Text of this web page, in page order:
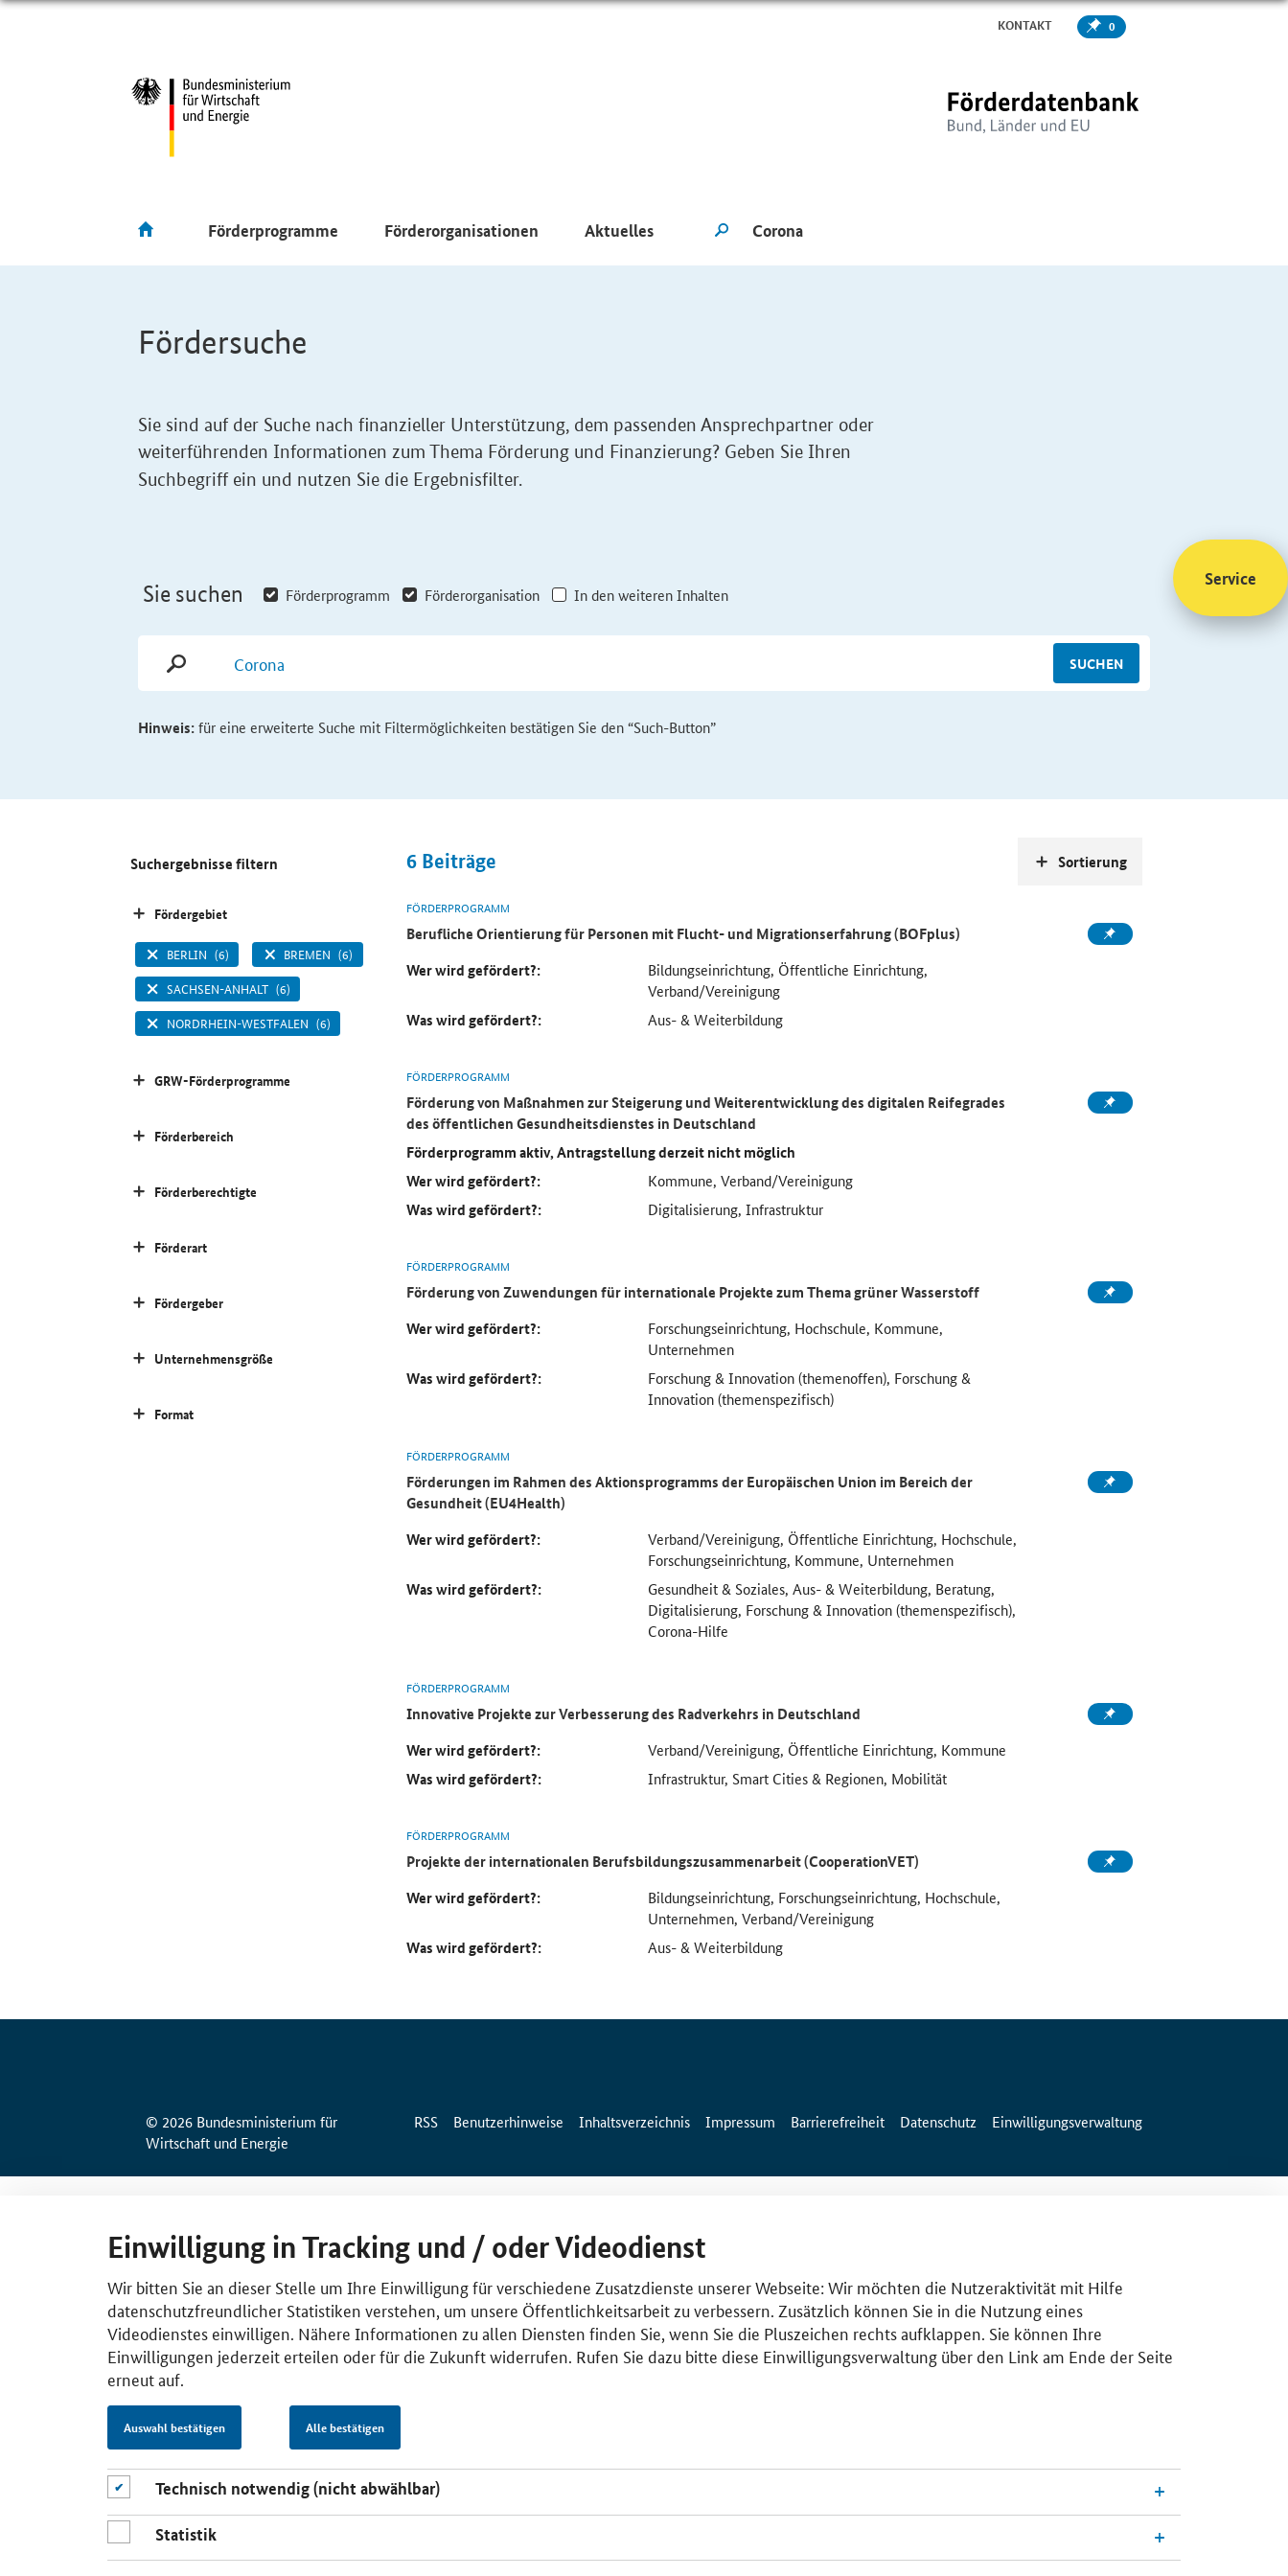
KONTAKT 0
Förderprogramme Förderorganisationen Aktuelles
Fördersuche
Sie sind auf der Suche nach finanzieller Unterstützung, dem passenden Ansprechpartner oder
weiterführenden Informationen zum Thema Förderung und Finanzierung? Geben Sie Ihren
Suchbegriff ein und nutzen Sie die Ergebnisfilter.
Sie suchen Förderprogramm Förderorganisation In den weiteren Inhalten
SUCHEN
Hinweis:für eine erweiterte Suche mit Filtermöglichkeiten bestätigen Sie den “Such-Button”
6 Beiträge
FÖRDERPROGRAMM
Berufliche Orientierung für Personen mit Flucht- und Migrationserfahrung (BOFplus)
Wer wird gefördert?:
Bildungseinrichtung, Öffentliche Einrichtung,
Verband/Vereinigung
Was wird gefördert?: Aus- & Weiterbildung
FÖRDERPROGRAMM
Förderung von Maßnahmen zur Steigerung und Weiterentwicklung des digitalen Reifegrades
des öffentlichen Gesundheitsdienstes in Deutschland
Förderprogramm aktiv, Antragstellung derzeit nicht möglich
Wer wird gefördert?:
Kommune, Verband/Vereinigung
Was wird gefördert?: Digitalisierung, Infrastruktur
FÖRDERPROGRAMM
Förderung von Zuwendungen für internationale Projekte zum Thema grüner Wasserstoff
Wer wird gefördert?:
Forschungseinrichtung, Hochschule, Kommune,
Unternehmen
Was wird gefördert?:
Forschung & Innovation (themenoffen), Forschung &
Innovation (themenspezifisch)
FÖRDERPROGRAMM
Förderungen im Rahmen des Aktionsprogramms der Europäischen Union im Bereich der
Gesundheit (EU4Health)
Wer wird gefördert?:
Verband/Vereinigung, Öffentliche Einrichtung, Hochschule,
Forschungseinrichtung, Kommune, Unternehmen
Was wird gefördert?:
Gesundheit & Soziales, Aus- & Weiterbildung, Beratung,
Digitalisierung, Forschung & Innovation (themenspezifisch),
Corona-Hilfe
FÖRDERPROGRAMM
Innovative Projekte zur Verbesserung des Radverkehrs in Deutschland
Wer wird gefördert?:
Verband/Vereinigung, Öffentliche Einrichtung, Kommune
Was wird gefördert?: Infrastruktur, Smart Cities & Regionen, Mobilität
FÖRDERPROGRAMM
Projekte der internationalen Berufsbildungszusammenarbeit (CooperationVET)
Wer wird gefördert?:
Bildungseinrichtung, Forschungseinrichtung, Hochschule,
Unternehmen, Verband/Vereinigung
Was wird gefördert?: Aus- & Weiterbildung
Sortierung
Suchergebnisse filtern
Fördergebiet
BERLIN (6) BREMEN (6)
SACHSEN-ANHALT (6)
NORDRHEIN-WESTFALEN (6)
GRW-Förderprogramme
Förderbereich
Förderberechtigte
Förderart
Fördergeber
Unternehmensgröße
Format
Service
© 2026 Bundesministerium für
Wirtschaft und Energie
RSS Benutzerhinweise Inhaltsverzeichnis Impressum Barrierefreiheit Datenschutz Einwilligungsverwaltung
Einwilligung in Tracking und / oder Videodienst
Wir bitten Sie an dieser Stelle um Ihre Einwilligung für verschiedene Zusatzdienste unserer Webseite: Wir möchten die Nutzeraktivität mit Hilfe
datenschutzfreundlicher Statistiken verstehen, um unsere Öffentlichkeitsarbeit zu verbessern. Zusätzlich können Sie in die Nutzung eines
Videodienstes einwilligen. Nähere Informationen zu allen Diensten finden Sie, wenn Sie die Pluszeichen rechts aufklappen. Sie können Ihre
Einwilligungen jederzeit erteilen oder für die Zukunft widerrufen. Rufen Sie dazu bitte diese Einwilligungsverwaltung über den Link am Ende der Seite
erneut auf.
Auswahl bestätigen Alle bestätigen
Technisch notwendig (nicht abwählbar)
Statistik